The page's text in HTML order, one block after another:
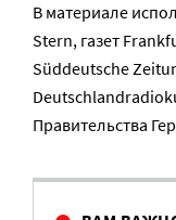
В материале
Stern, газет
Süddeutsche
Правительства